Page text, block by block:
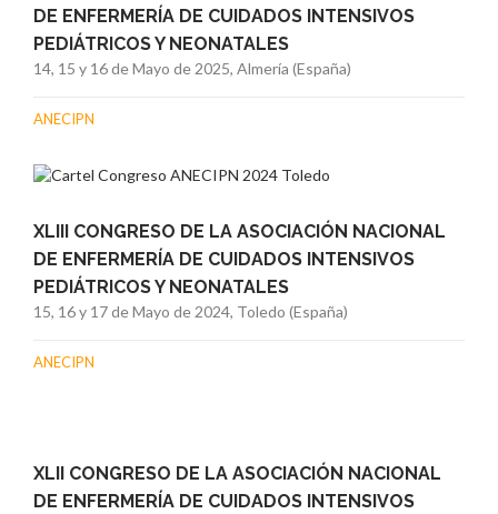
DE ENFERMERÍA DE CUIDADOS INTENSIVOS
PEDIÁTRICOS Y NEONATALES
14, 15 y 16 de Mayo de 2025, Almería (España)
ANECIPN
XLIII CONGRESO DE LA ASOCIACIÓN NACIONAL
DE ENFERMERÍA DE CUIDADOS INTENSIVOS
PEDIÁTRICOS Y NEONATALES
15, 16 y 17 de Mayo de 2024, Toledo (España)
ANECIPN
XLII CONGRESO DE LA ASOCIACIÓN NACIONAL
DE ENFERMERÍA DE CUIDADOS INTENSIVOS